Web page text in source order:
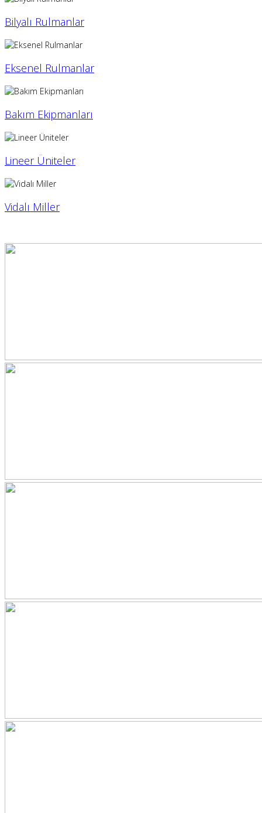
Bilyalı Rulmanlar
Eksenel Rulmanlar
Bakım Ekipmanları
Lineer Üniteler
Vidalı Miller